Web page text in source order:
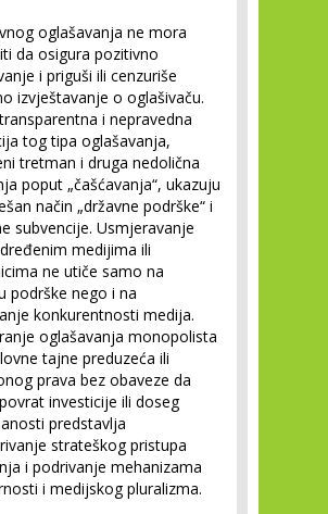
oglašavanja ne mora
da osigura pozitivno
i priguši ili cenzuriše
izvještavanje o oglašivaču.
i nepravedna
tog tipa oglašavanja,
tretman i druga nedolična
poput „čašćavanja“, ukazuju
način „državne podrške“ i
subvencije. Usmjeravanje
medijima ili
ne utiče samo na
podrške nego i na
konkurentnosti medija.
oglašavanja monopolista
tajne preduzeća ili
prava bez obaveze da
investicije ili doseg
predstavlja
strateškog pristupa
i podrivanje mehanizama
i medijskog pluralizma.